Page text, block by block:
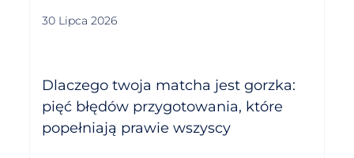
30 Lipca 2026
Dlaczego twoja matcha jest gorzka:
pięć błędów przygotowania, które
popełniają prawie wszyscy